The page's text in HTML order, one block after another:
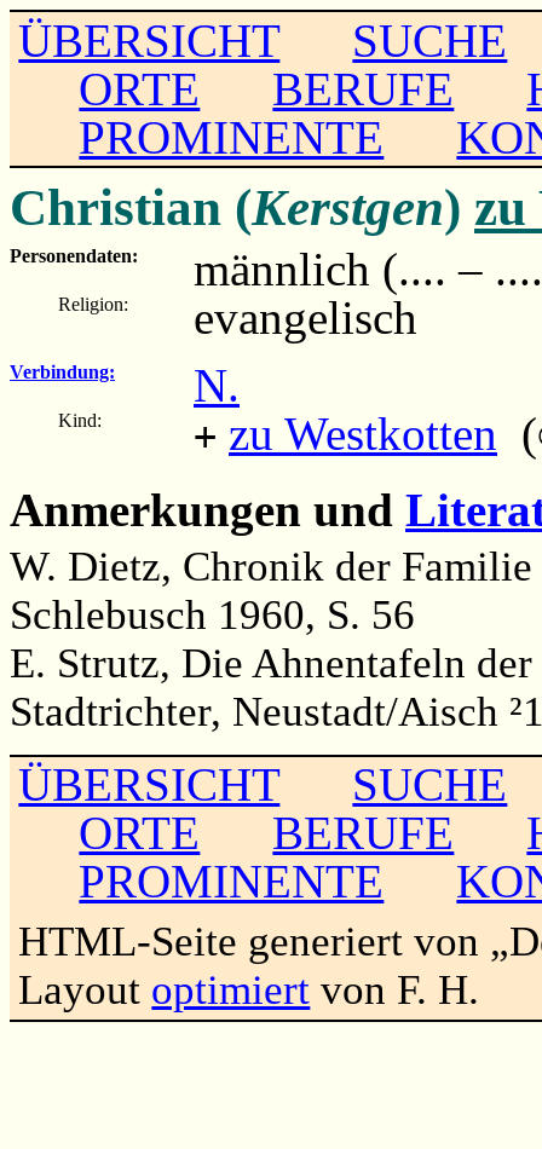
ÜBERSICHT
SUCHE
ORTE
BERUFE
PROMINENTE
Christian (Kerstgen) zu
Personendaten: männlich (.... –
Religion: evangelisch
Verbindung: N.
Kind: + zu Westkotten
Anmerkungen und
W. Dietz, Chronik der
Schlebusch 1960, S. 56
E. Strutz, Die Ahnentafeln
Stadtrichter, Neustadt/Aisch
ÜBERSICHT
SUCHE
ORTE
BERUFE
PROMINENTE
HTML-Seite generiert von
Layout optimiert von F. H.